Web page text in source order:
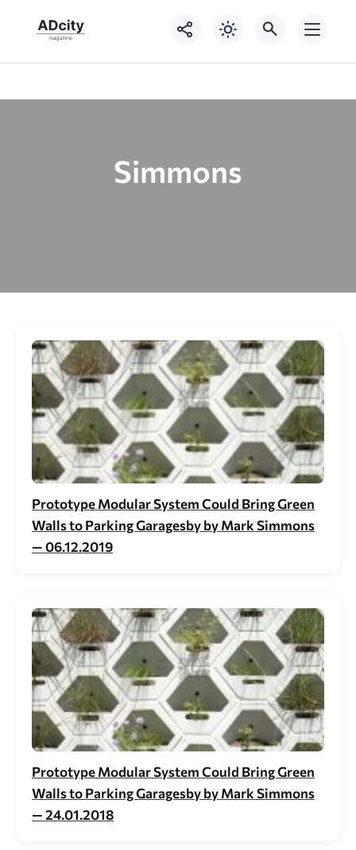
Simmons
Prototype Modular System Could Bring Green
Walls to Parking Garagesby by Mark Simmons
— 06.12.2019
Prototype Modular System Could Bring Green
Walls to Parking Garagesby by Mark Simmons
— 24.01.2018